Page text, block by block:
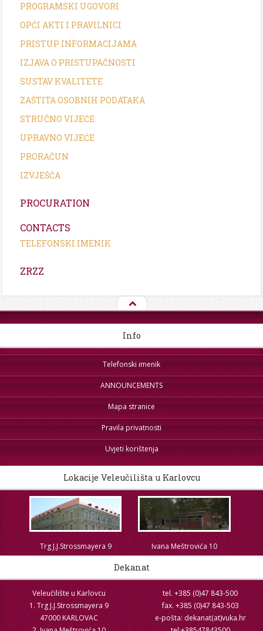
PROGRAMSKI UGOVORI
OPĆI AKTI I PRAVILNICI
PRISTUP INFORMACIJAMA
IZJAVA O PRISTUPAČNOSTI
SUSTAV KVALITETE
ZAŠTITA OSOBNIH PODATAKA
STRUČNO VIJEĆE
UPRAVNO VIJEĆE
PRORAČUN
IZVJEŠĆA
PROCURATION
CONTACTS
TELEFONSKI IMENIK
ZRZZ
Info
Telefonski imenik
ANNOUNCEMENTS
Mapa stranice
Pravila privatnosti
Uvjeti korištenja
Lokacije Veleučilišta u Karlovcu
Trg J.J.Strossmayera 9 Ivana Meštrovića 10
Dekanat
Veleučilište u Karlovcu
1. Trg J.J.Strossmayera 9
47000 KARLOVAC
tel. +385 (0)47 843-500
fax. +385 (0)47 843-503
e-pošta: dekanat(at)vuka.hr